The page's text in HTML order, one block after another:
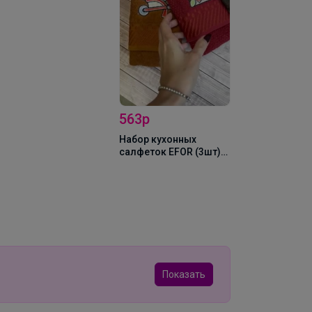
563р
Набор кухонных
салфеток EFOR (3шт)
Показать